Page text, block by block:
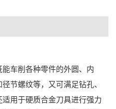
车削各种零件的外圆、内
节螺纹等，又可满足钻孔、
用于硬质合金刀具进行强力